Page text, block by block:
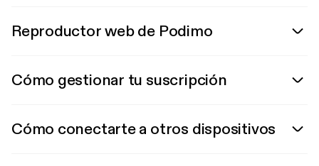
Reproductor web de Podimo
Cómo gestionar tu suscripción
Cómo conectarte a otros dispositivos